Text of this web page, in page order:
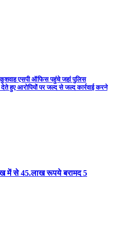
कुशवाह एसपी ऑफिस पहुंचे जहां पुलिस
हुए आरोपियों पर जल्द से जल्द कार्रवाई करने
में से 45.लाख रूपये बरामद 5